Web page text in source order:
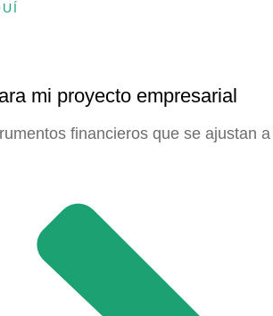
mi proyecto empresarial
financieros que se ajustan a